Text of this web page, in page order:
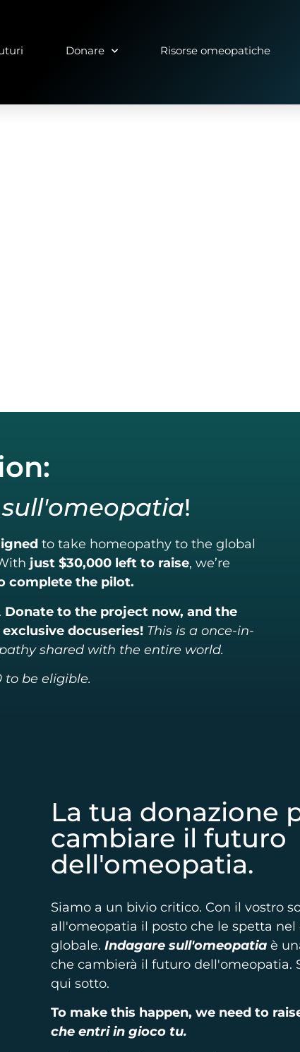
Donare Risorse omeopatiche
!
to take homeopathy to the global
just $30,000 left to raise, we’re
complete the pilot.
Donate to the project now, and the
docuseries! This is a once-in-
shared with the entire world.
be eligible.
La tua donazione
cambiare il futuro
dell'omeopatia.
Siamo a un bivio critico. Con il vostro
all'omeopatia il posto che le spetta
globale. Indagare sull'omeopatiaè
che cambierà il futuro dell'omeopatia.
qui sotto.
To make this happen, we need to
che entri in gioco tu.